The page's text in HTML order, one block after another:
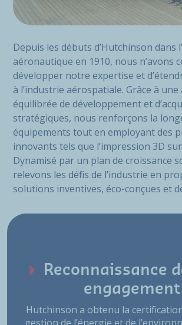
Depuis les débuts d’Hutchinson dans
aéronautique en 1910, nous n’avons
développer notre expertise et
à l’industrie aérospatiale. Grâce à
équilibrée de développement et
stratégiques, nous renforçons la
équipements tout en employant des
innovants tels que l’impression 3D
Dynamisé par un plan de croissance
relevons les défis de l’industrie en
solutions inventives, éco-conçues et
Reconnaissance
engagement
Hutchinson a obtenu la